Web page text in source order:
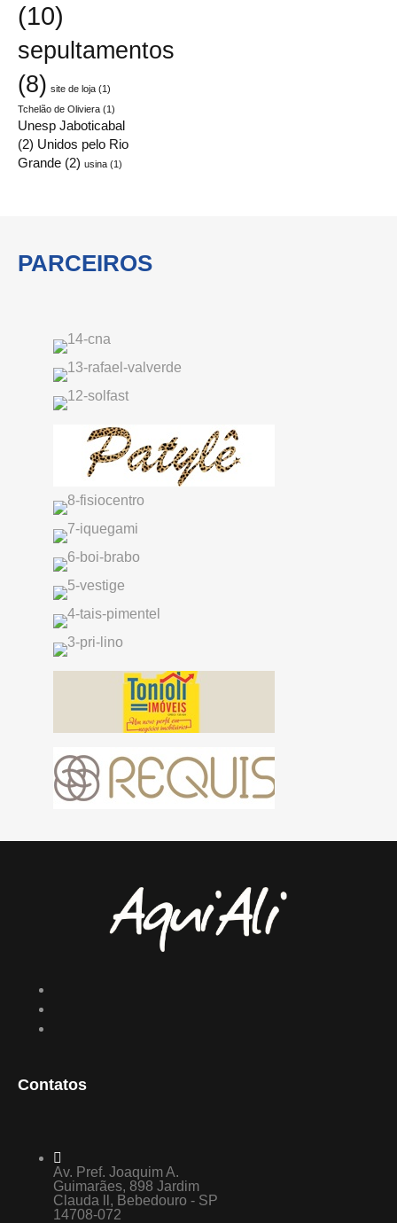
(10)
sepultamentos
(8) site de loja (1)
Tchelão de Oliviera (1)
Unesp Jaboticabal
(2) Unidos pelo Rio
Grande (2) usina (1)
PARCEIROS
Contatos
Av. Pref. Joaquim A.
Guimarães, 898 Jardim
Clauda ll, Bebedouro - SP
14708-072